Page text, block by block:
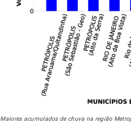
Maiores acumulados de chuva na região